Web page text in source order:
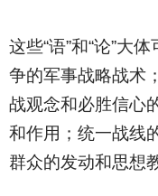
这些“语”和“论”大
争的军事战略战术
战观念和必胜信心
和作用；统一战线
群众的发动和思想